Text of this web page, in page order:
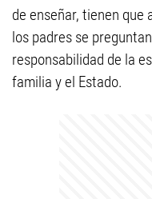
de enseñar, tienen que
los padres se
responsabilidad de la
familia y el Estado.